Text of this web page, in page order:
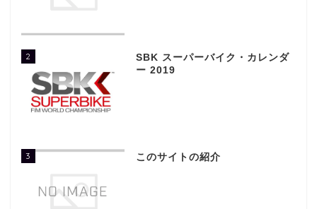
2
SBK スーパーバイク・カレンダ
ー 2019
3 このサイトの紹介